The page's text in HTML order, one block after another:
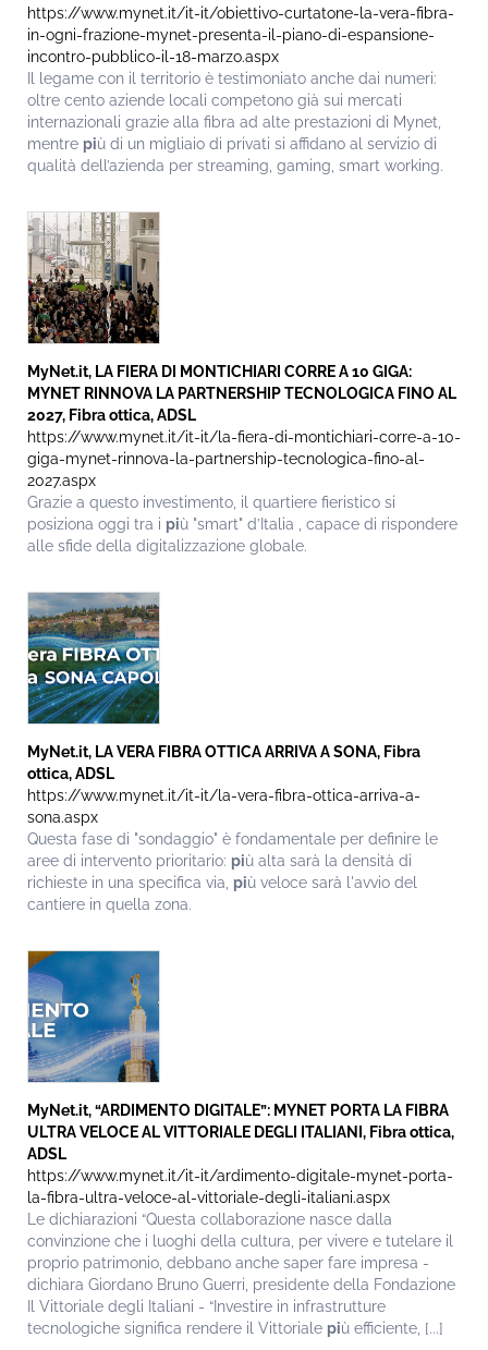
https://www.mynet.it/it-it/obiettivo-curtatone-la-vera-fibra-
in-ogni-frazione-mynet-presenta-il-piano-di-espansione-
incontro-pubblico-il-18-marzo.aspx
Il legame con il territorio è testimoniato anche dai numeri:
oltre cento aziende locali competono già sui mercati
internazionali grazie alla fibra ad alte prestazioni di Mynet,
mentre più di un migliaio di privati si affidano al servizio di
qualità dell’azienda per streaming, gaming, smart working.
MyNet.it, LA FIERA DI MONTICHIARI CORRE A 10 GIGA:
MYNET RINNOVA LA PARTNERSHIP TECNOLOGICA FINO AL
2027, Fibra ottica, ADSL
https://www.mynet.it/it-it/la-fiera-di-montichiari-corre-a-10-
giga-mynet-rinnova-la-partnership-tecnologica-fino-al-
2027.aspx
Grazie a questo investimento, il quartiere fieristico si
posiziona oggi tra i più "smart" d’Italia , capace di rispondere
alle sfide della digitalizzazione globale.
MyNet.it, LA VERA FIBRA OTTICA ARRIVA A SONA, Fibra
ottica, ADSL
https://www.mynet.it/it-it/la-vera-fibra-ottica-arriva-a-
sona.aspx
Questa fase di "sondaggio" è fondamentale per definire le
aree di intervento prioritario: più alta sarà la densità di
richieste in una specifica via, più veloce sarà l'avvio del
cantiere in quella zona.
MyNet.it, “ARDIMENTO DIGITALE”: MYNET PORTA LA FIBRA
ULTRA VELOCE AL VITTORIALE DEGLI ITALIANI, Fibra ottica,
ADSL
https://www.mynet.it/it-it/ardimento-digitale-mynet-porta-
la-fibra-ultra-veloce-al-vittoriale-degli-italiani.aspx
Le dichiarazioni “Questa collaborazione nasce dalla
convinzione che i luoghi della cultura, per vivere e tutelare il
proprio patrimonio, debbano anche saper fare impresa -
dichiara Giordano Bruno Guerri, presidente della Fondazione
Il Vittoriale degli Italiani - “Investire in infrastrutture
tecnologiche significa rendere il Vittoriale più efficiente, [...]